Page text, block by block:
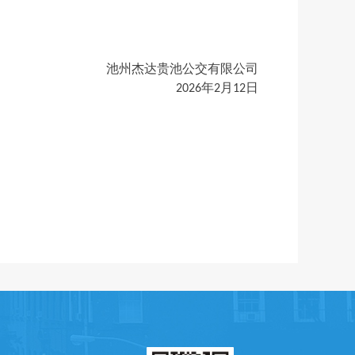
池州杰达贵池公交有限公司
2026年2月 12日